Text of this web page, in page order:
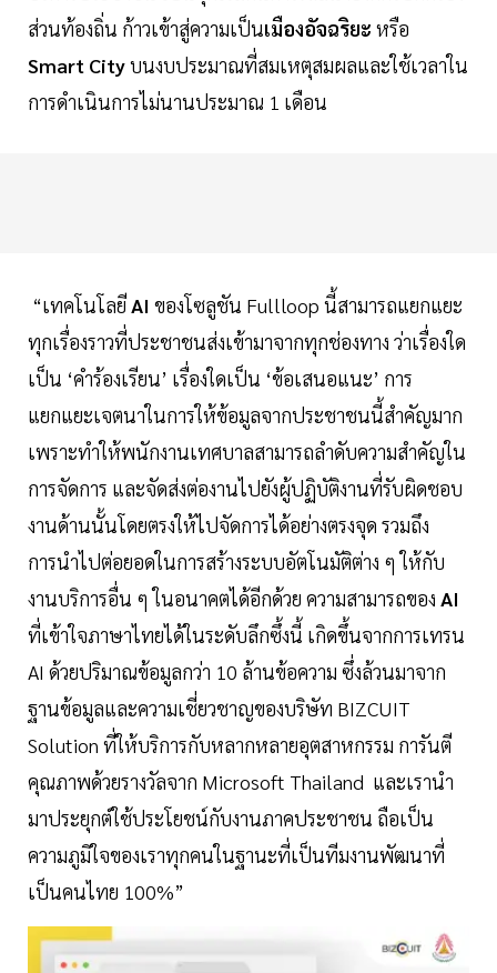
ส่วนท้องถิ่น ก้าวเข้าสู่ความเป็นเมืองอัจฉริยะ หรือ
Smart Cityบนงบประมาณที่สมเหตุสมผลและใช้เวลาใน
การดำเนินการไม่นานประมาณ 1 เดือน
“เทคโนโลยีAI ของโซลูชัน Fullloop นี้สามารถแยกแยะ
ทุกเรื่องราวที่ประชาชนส่งเข้ามาจากทุกช่องทาง ว่าเรื่องใด
เป็น ‘คำร้องเรียน’ เรื่องใดเป็น ‘ข้อเสนอแนะ’ การ
แยกแยะเจตนาในการให้ข้อมูลจากประชาชนนี้สำคัญมาก
เพราะทำให้พนักงานเทศบาลสามารถลำดับความสำคัญใน
การจัดการ และจัดส่งต่องานไปยังผู้ปฏิบัติงานที่รับผิดชอบ
งานด้านนั้นโดยตรงให้ไปจัดการได้อย่างตรงจุด รวมถึง
การนำไปต่อยอดในการสร้างระบบอัตโนมัติต่าง ๆ ให้กับ
งานบริการอื่น ๆ ในอนาคตได้อีกด้วย ความสามารถของ AI
ที่เข้าใจภาษาไทยได้ในระดับลึกซึ้งนี้ เกิดขึ้นจากการเทรน
AI ด้วยปริมาณข้อมูลกว่า 10 ล้านข้อความ ซึ่งล้วนมาจาก
ฐานข้อมูลและความเชี่ยวชาญของบริษัท BIZCUIT
Solution ที่ให้บริการกับหลากหลายอุตสาหกรรม การันตี
คุณภาพด้วยรางวัลจาก Microsoft Thailand และเรานำ
มาประยุกต์ใช้ประโยชน์กับงานภาคประชาชน ถือเป็น
ความภูมิใจของเราทุกคนในฐานะที่เป็นทีมงานพัฒนาที่
เป็นคนไทย 100%”